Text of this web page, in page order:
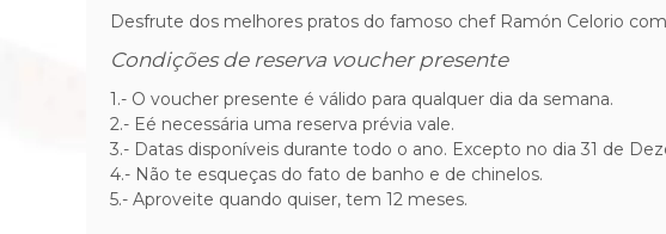
Desfrute dos melhores pratos do famoso chef Ramón Celorio
Condições de reserva voucher presente
1.- O voucher presente é válido para qualquer dia da semana.
2.- Eé necessária uma reserva prévia vale.
3.- Datas disponíveis durante todo o ano. Excepto no dia 31 de
4.- Não te esqueças do fato de banho e de chinelos.
5.- Aproveite quando quiser, tem 12 meses.